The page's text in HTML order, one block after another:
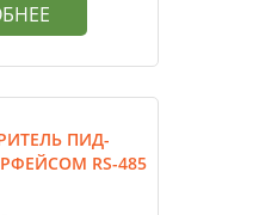
ПИД-
RS-485